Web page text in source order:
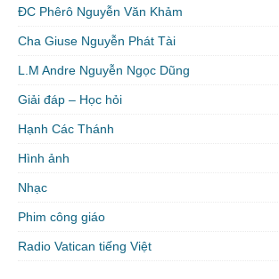
ĐC Phêrô Nguyễn Văn Khảm
Cha Giuse Nguyễn Phát Tài
L.M Andre Nguyễn Ngọc Dũng
Giải đáp – Học hỏi
Hạnh Các Thánh
Hình ảnh
Nhạc
Phim công giáo
Radio Vatican tiếng Việt